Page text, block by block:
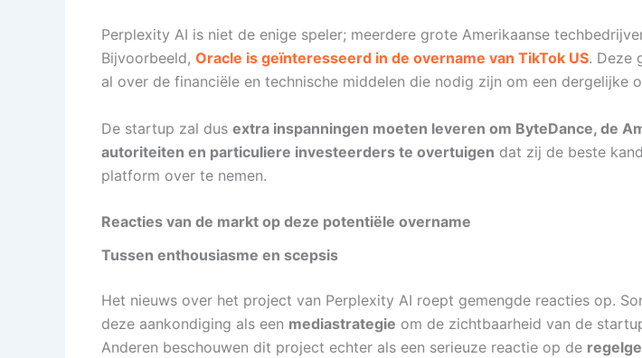
Perplexity AI is niet de enige speler; meerdere grote Amerikaanse
Bijvoorbeeld, Oracle is geïnteresseerd in de overname van TikTok US. Deze
al over de financiële en technische middelen die nodig zijn om een dergelijke
De startup zal dus extra inspanningen moeten leveren om ByteDance, de
autoriteiten en particuliere investeerders te overtuigen dat zij de beste
platform over te nemen.
Reacties van de markt op deze potentiële overname
Tussen enthousiasme en scepsis
Het nieuws over het project van Perplexity AI roept gemengde reacties op.
deze aankondiging als een mediastrategie om de zichtbaarheid van de
Anderen beschouwen dit project echter als een serieuze reactie op de